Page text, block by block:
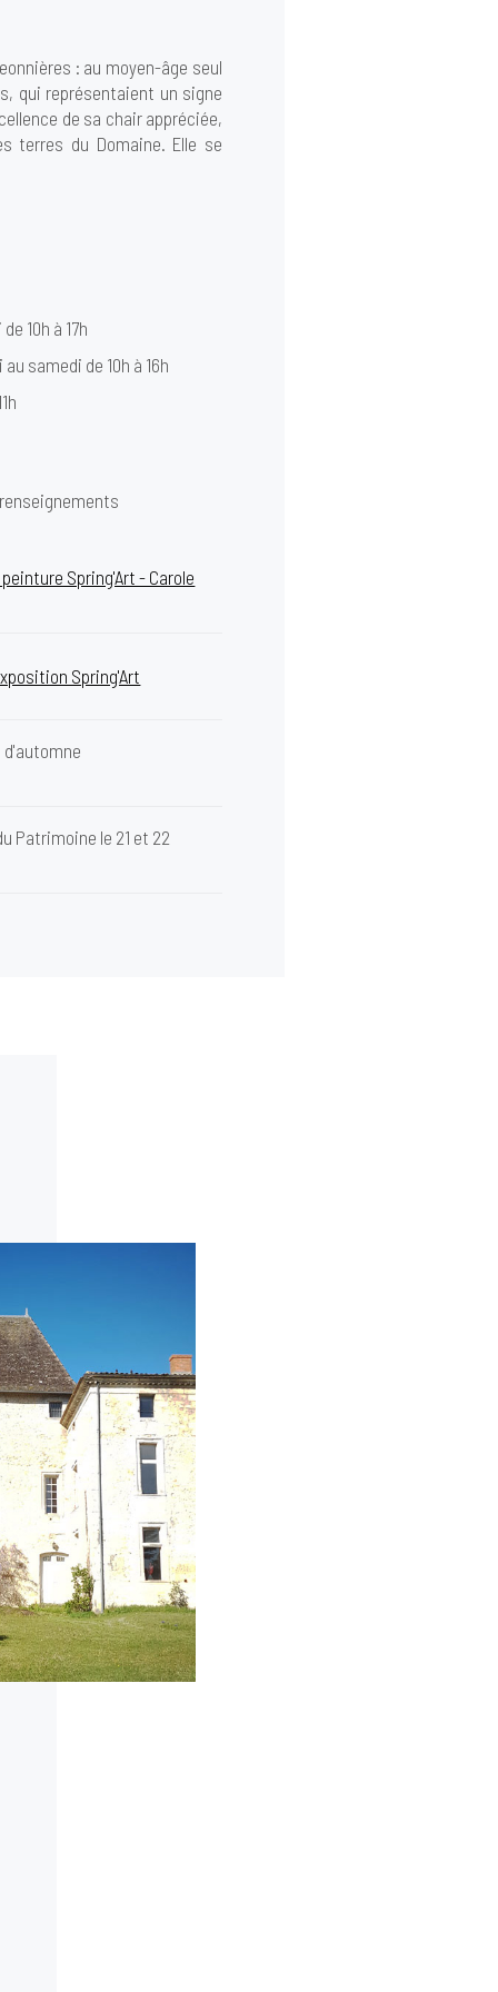
: au moyen-âge seul
qui représentaient un signe
de sa chair appréciée,
terres du Domaine. Elle se
10h à 17h
samedi de 10h à 16h
Spring'Art - Carole
Spring'Art
d'automne
Patrimoine le 21 et 22